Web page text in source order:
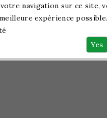
Métrologie Mesure
navigation sur ce site,
expérience